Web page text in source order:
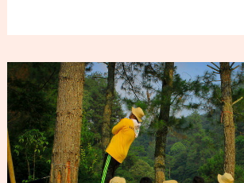
Apa Itu Outbound Training?